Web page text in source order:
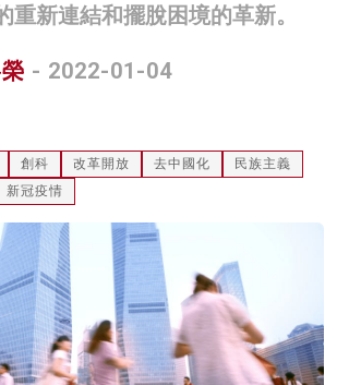
重新連結和擺脫困境的革新。
- 2022-01-04
創科 改革開放 去中國化
民族主義
新冠疫情